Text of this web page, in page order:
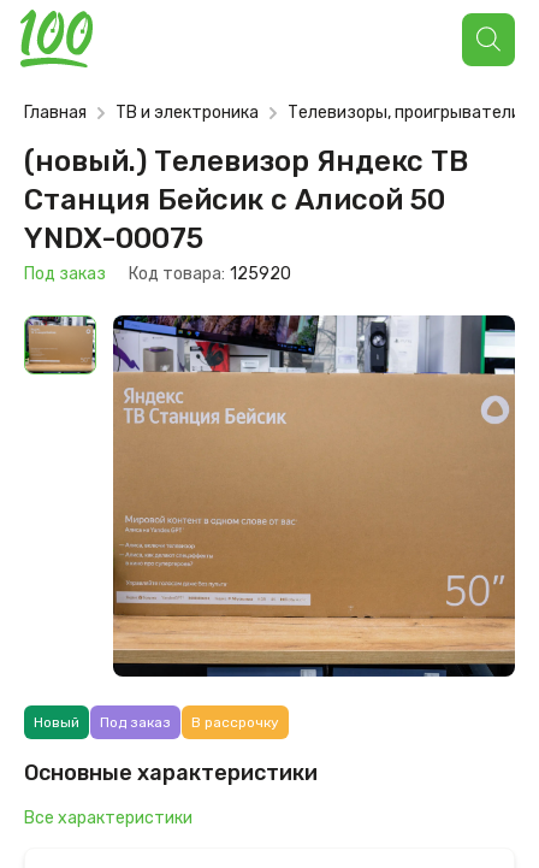
Поиск
товаров
Главная ТВ и электроника Телевизоры, проигрыватели
(новый.) Телевизор Яндекс ТВ
Станция Бейсик с Алисой 50
YNDX-00075
Под заказ Код товара: 125920
Новый Под заказ В рассрочку
Основные характеристики
Все характеристики